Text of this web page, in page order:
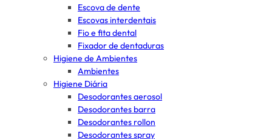
Escova de dente
Escovas interdentais
Fio e fita dental
Fixador de dentaduras
Higiene de Ambientes
Ambientes
Higiene Diária
Desodorantes aerosol
Desodorantes barra
Desodorantes rollon
Desodorantes spray